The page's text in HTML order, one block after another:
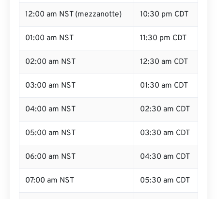
12:00 am NST (mezzanotte) 10:30 pm CDT
01:00 am NST 11:30 pm CDT
02:00 am NST 12:30 am CDT
03:00 am NST 01:30 am CDT
04:00 am NST 02:30 am CDT
05:00 am NST 03:30 am CDT
06:00 am NST 04:30 am CDT
07:00 am NST 05:30 am CDT